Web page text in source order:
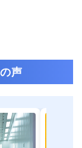
声